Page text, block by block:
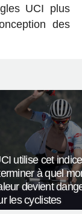
UCI plus
des
utilise cet
à quel
devient
les cyclistes